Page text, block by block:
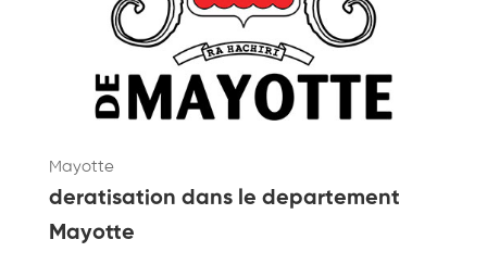
Mayotte
deratisation dans le departement
Mayotte